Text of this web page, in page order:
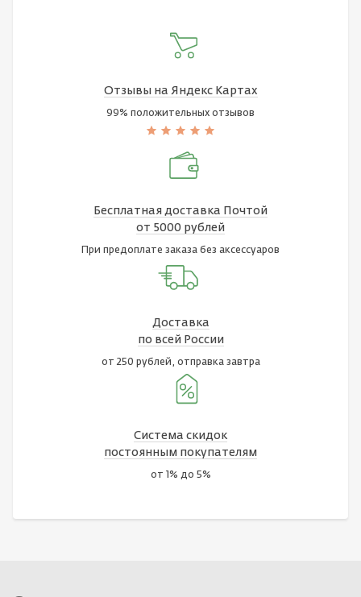
Отзывы на Яндекс Картах
99% положительных отзывов
Бесплатная доставка Почтой
от 5000 рублей
При предоплате заказа без аксессуаров
Доставка
по всей России
от 250 рублей, отправка завтра
Система скидок
постоянным покупателям
от 1% до 5%